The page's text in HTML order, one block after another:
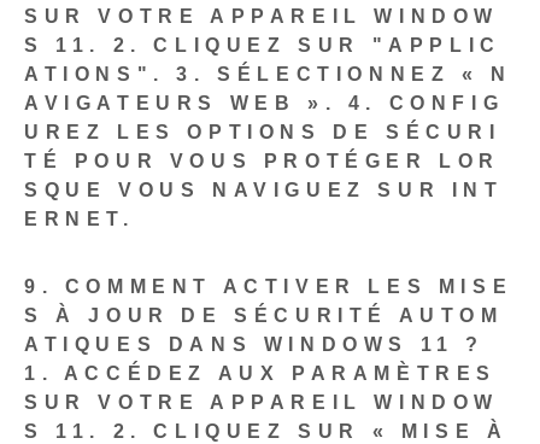
SUR VOTRE APPAREIL WINDOW
S 11.
2. CLIQUEZ SUR "APPLIC
ATIONS".
3. SÉLECTIONNEZ « N
AVIGATEURS WEB ».
4. CONFIG
UREZ LES OPTIONS DE SÉCURI
TÉ POUR VOUS PROTÉGER LOR
SQUE VOUS NAVIGUEZ SUR INT
ERNET.
9. COMMENT ACTIVER LES MISE
S À JOUR DE SÉCURITÉ AUTOM
ATIQUES DANS WINDOWS 11 ?
1. ACCÉDEZ AUX PARAMÈTRES
SUR VOTRE APPAREIL WINDOW
S 11.
2. CLIQUEZ SUR « MISE À